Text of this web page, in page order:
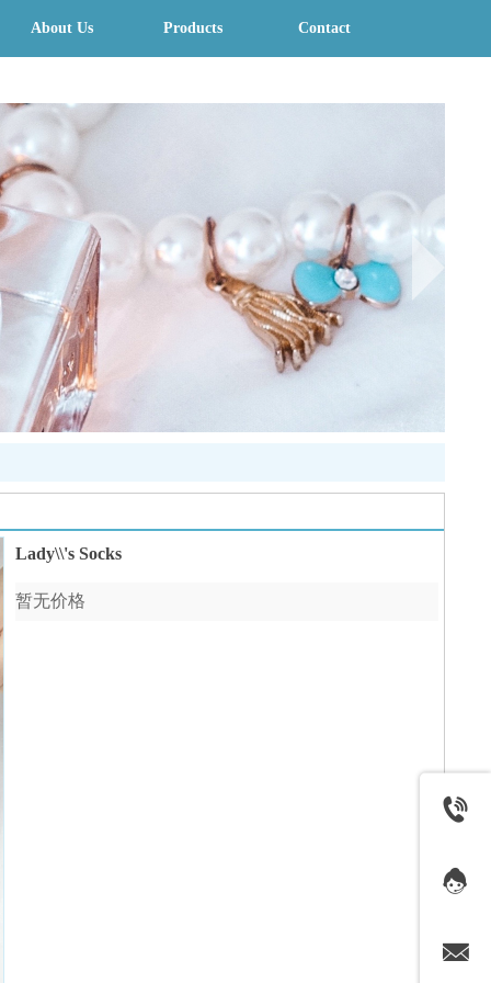
About Us Products Contact
Lady\\'s Socks
暂无价格